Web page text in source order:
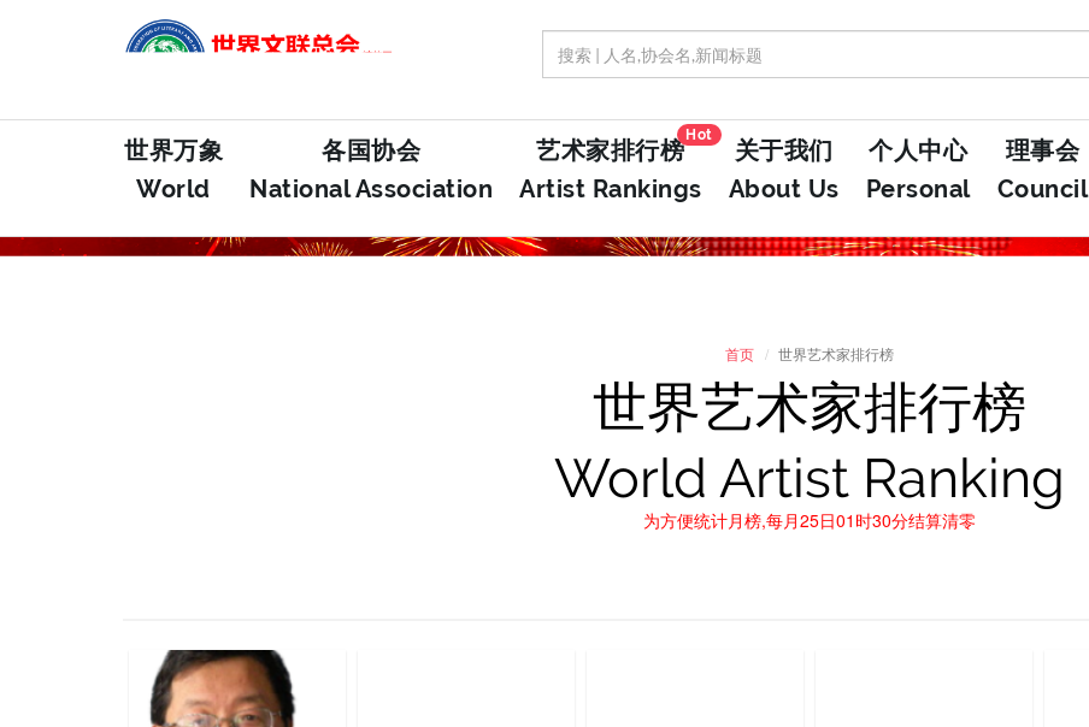
世界万象
World
各国协会
National Association
艺术家排行榜
Artist Rankings
Hot
关于我们
About Us
个人中心
Personal
理事会
Council
首页 世界艺术家排行榜
世界艺术家排行榜
World Artist Ranking
为方便统计月榜,每月25日01时30分结算清零